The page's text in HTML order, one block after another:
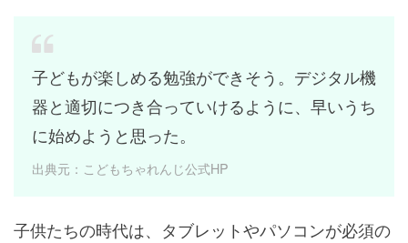
子どもが楽しめる勉強ができそう。デジタル機
器と適切につき合っていけるように、早いうち
に始めようと思った。
出典元：こどもちゃれんじ公式HP
子供たちの時代は、タブレットやパソコンが必須の